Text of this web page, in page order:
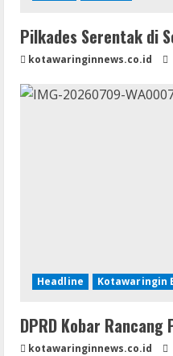
Pilkades Serentak di
kotawaringinnews.co.id
Headline Kotawaringin
DPRD Kobar Rancang
kotawaringinnews.co.id